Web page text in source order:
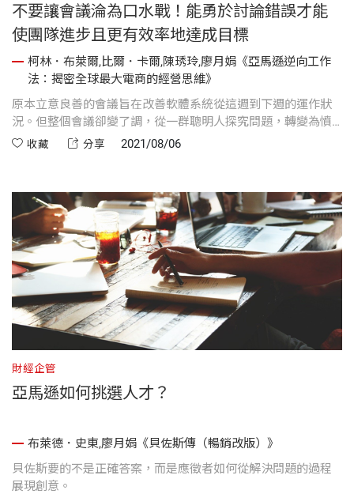
不要讓會議淪為口水戰！能勇於討論錯誤才能
使團隊進步且更有效率地達成目標
柯林．布萊爾,比爾．卡爾,陳琇玲,廖月娟《亞馬遜逆向工作
法：揭密全球最大電商的經營思維》
原本立意良善的會議旨在改善軟體系統從這週到下週的運作狀
況。但整個會議卻變了調，從一群聰明人探究問題，轉變為憤
怒的暴民互相攻擊，折磨那些有所作為的人，並剝奪他們想要
收藏 分享 2021/08/06
財經企管
亞馬遜如何挑選人才？
布萊德．史東,廖月娟《貝佐斯傳（暢銷改版）》
貝佐斯要的不是正確答案，而是應徵者如何從解決問題的過程
展現創意。